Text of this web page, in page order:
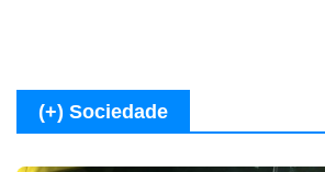
(+) Sociedade